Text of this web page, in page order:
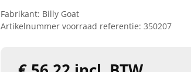
Fabrikant: Billy Goat
Artikelnummer voorraad referentie: 350207